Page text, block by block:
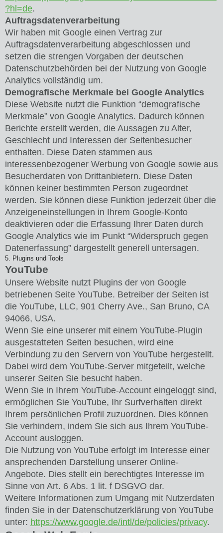
?hl=de.
Auftragsdatenverarbeitung
Wir haben mit Google einen Vertrag zur
Auftragsdatenverarbeitung abgeschlossen und
setzen die strengen Vorgaben der deutschen
Datenschutzbehörden bei der Nutzung von Google
Analytics vollständig um.
Demografische Merkmale bei Google Analytics
Diese Website nutzt die Funktion “demografische
Merkmale” von Google Analytics. Dadurch können
Berichte erstellt werden, die Aussagen zu Alter,
Geschlecht und Interessen der Seitenbesucher
enthalten. Diese Daten stammen aus
interessenbezogener Werbung von Google sowie aus
Besucherdaten von Drittanbietern. Diese Daten
können keiner bestimmten Person zugeordnet
werden. Sie können diese Funktion jederzeit über die
Anzeigeneinstellungen in Ihrem Google-Konto
deaktivieren oder die Erfassung Ihrer Daten durch
Google Analytics wie im Punkt “Widerspruch gegen
Datenerfassung” dargestellt generell untersagen.
5. Plugins und Tools
YouTube
Unsere Website nutzt Plugins der von Google
betriebenen Seite YouTube. Betreiber der Seiten ist
die YouTube, LLC, 901 Cherry Ave., San Bruno, CA
94066, USA.
Wenn Sie eine unserer mit einem YouTube-Plugin
ausgestatteten Seiten besuchen, wird eine
Verbindung zu den Servern von YouTube hergestellt.
Dabei wird dem YouTube-Server mitgeteilt, welche
unserer Seiten Sie besucht haben.
Wenn Sie in Ihrem YouTube-Account eingeloggt sind,
ermöglichen Sie YouTube, Ihr Surfverhalten direkt
Ihrem persönlichen Profil zuzuordnen. Dies können
Sie verhindern, indem Sie sich aus Ihrem YouTube-
Account ausloggen.
Die Nutzung von YouTube erfolgt im Interesse einer
ansprechenden Darstellung unserer Online-
Angebote. Dies stellt ein berechtigtes Interesse im
Sinne von Art. 6 Abs. 1 lit. f DSGVO dar.
Weitere Informationen zum Umgang mit Nutzerdaten
finden Sie in der Datenschutzerklärung von YouTube
unter: https://www.google.de/intl/de/policies/privacy.